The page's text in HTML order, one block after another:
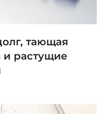
тающая
и растущие